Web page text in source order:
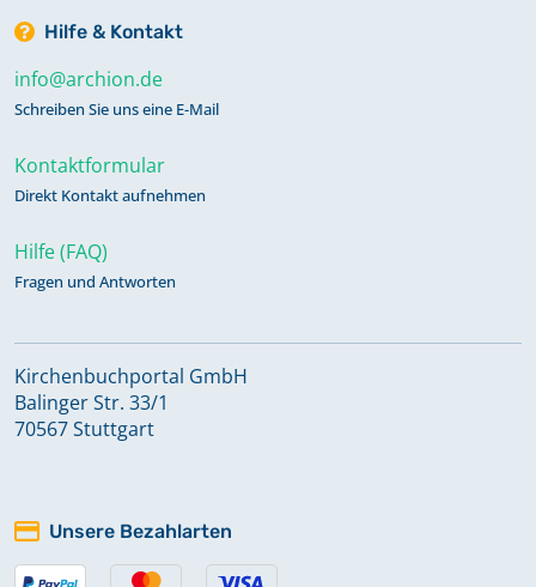
Hilfe & Kontakt
info@archion.de
Schreiben Sie uns eine E-Mail
Kontaktformular
Direkt Kontakt aufnehmen
Hilfe (FAQ)
Fragen und Antworten
Kirchenbuchportal GmbH
Balinger Str. 33/1
70567 Stuttgart
Unsere Bezahlarten